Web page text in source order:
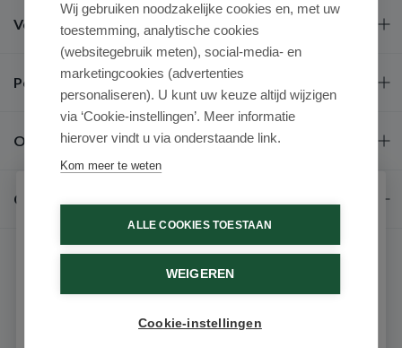
Veel gestelde vragen
Populaire merken
Over ons
Contact
9.6 / 10 (531 beoordelingen)
Wij gebruiken noodzakelijke cookies en, met uw
toestemming, analytische cookies
(websitegebruik meten), social-media- en
marketingcookies (advertenties
personaliseren). U kunt uw keuze altijd wijzigen
via ‘Cookie-instellingen’. Meer informatie
hierover vindt u via onderstaande link.
Kom meer te weten
ALLE COOKIES TOESTAAN
WEIGEREN
Cookie-instellingen
Schrijf je in voor onze nieuwsbrief
Ontvang als eerste de beste aanbiedingen en persoonlijk
advies